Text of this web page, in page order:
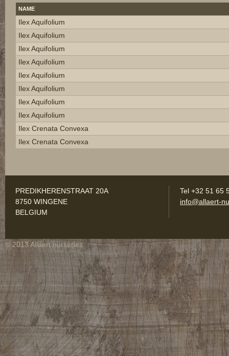
NAME
Ilex Aquifolium
Ilex Aquifolium
Ilex Aquifolium
Ilex Aquifolium
Ilex Aquifolium
Ilex Aquifolium
Ilex Aquifolium
Ilex Aquifolium
Ilex Crenata Convexa
Ilex Crenata Convexa
PREDIKHERENSTRAAT 20A
8750 WINGENE
BELGIUM
Tel +32 51 65
info@allaert-
© 2013 Allaert nurseries